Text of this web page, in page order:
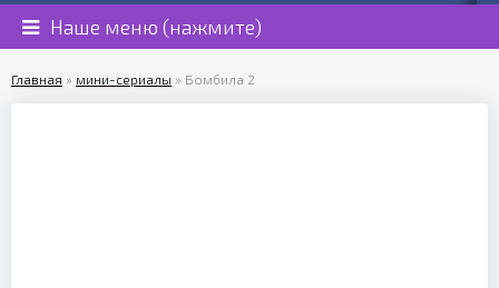
Наше меню (нажмите)
Главная » мини-сериалы » Бомбила 2